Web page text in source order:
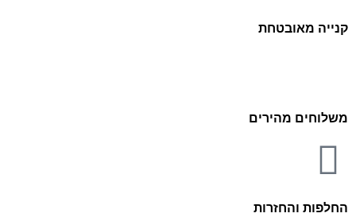
קנייה מאובטחת
משלוחים מהירים
החלפות והחזרות